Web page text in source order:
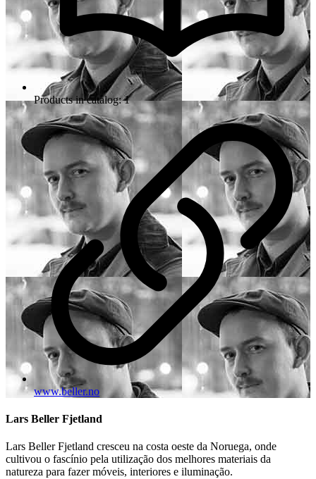
Products in catalog: 1
www.beller.no
Lars Beller Fjetland
Lars Beller Fjetland cresceu na costa oeste da Noruega, onde
cultivou o fascínio pela utilização dos melhores materiais da
natureza para fazer móveis, interiores e iluminação.